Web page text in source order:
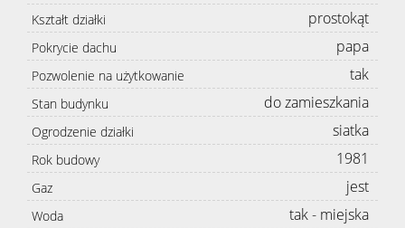
Kształt działki prostokąt
Pokrycie dachu papa
Pozwolenie na użytkowanie tak
Stan budynku do zamieszkania
Ogrodzenie działki siatka
Rok budowy 1981
Gaz jest
Woda tak - miejska